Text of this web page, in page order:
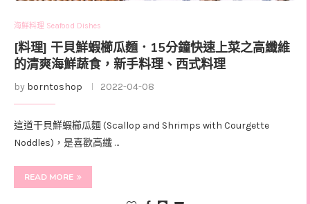
海鮮料理 Seafood Dishes
[料理] 干貝鮮蝦櫛瓜麵．15分鐘快速上菜之高纖維
的清爽海鮮蔬食，新手料理、西式料理
by borntoshop 2022-04-08
這道干貝鮮蝦櫛瓜麵 (Scallop and Shrimps with Courgette
Noddles)，是喜歡高纖 …
READ MORE